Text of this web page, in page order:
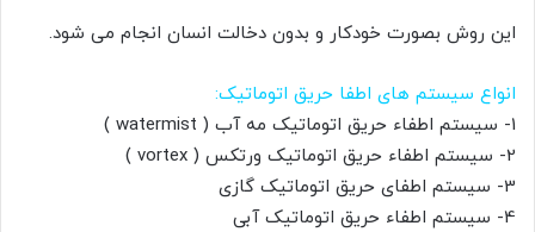
این روش بصورت خودکار و بدون دخالت انسان انجام می شود.
انواع سیستم های اطفا حریق اتوماتیک:
1- سیستم اطفاء حریق اتوماتیک مه آب ( watermist )
2- سیستم اطفاء حریق اتوماتیک ورتکس ( vortex )
3- سیستم اطفای حریق اتوماتیک گازی
4- سیستم اطفاء حریق اتوماتیک آبی